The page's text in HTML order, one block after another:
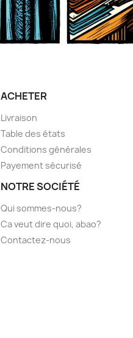
ACHETER
Livraison
Table des états
Conditions générales
Payement sécurisé
NOTRE SOCIÉTÉ
Qui sommes-nous?
Ca veut dire quoi, abao?
Contactez-nous